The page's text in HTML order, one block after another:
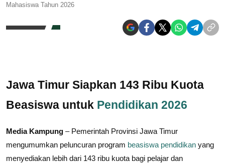
Mahasiswa Tahun 2026
Jawa Timur Siapkan 143 Ribu Kuota
Beasiswa untuk Pendidikan 2026
Media Kampung – Pemerintah Provinsi Jawa Timur
mengumumkan peluncuran program beasiswa pendidikan yang
menyediakan lebih dari 143 ribu kuota bagi pelajar dan